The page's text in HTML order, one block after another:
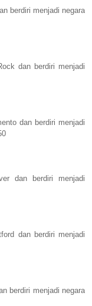
berdiri menjadi negara
dan berdiri menjadi
dan berdiri menjadi
dan berdiri menjadi
dan berdiri menjadi
berdiri menjadi negara